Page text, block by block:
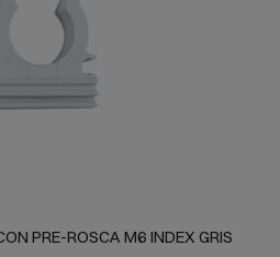
PRE-ROSCA M6 INDEX GRIS